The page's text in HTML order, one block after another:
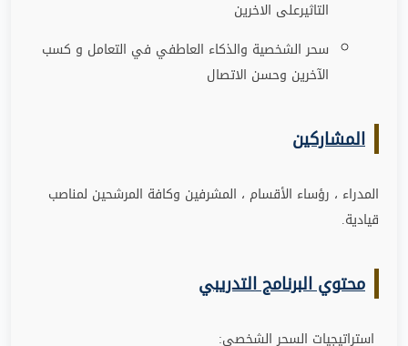
التاثيرعلى الاخرين
سحر الشخصية والذكاء العاطفي في التعامل و كسب
الآخرين وحسن الاتصال
المشاركين
المدراء ، رؤساء الأقسام ، المشرفين وكافة المرشحين لمناصب
قيادية.
محتوي البرنامج التدريبي
استراتيجيات السحر الشخصي: